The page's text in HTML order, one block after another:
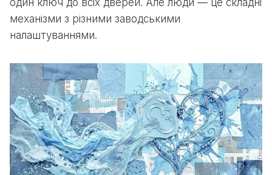
механізми з різними заводськими
налаштуваннями.